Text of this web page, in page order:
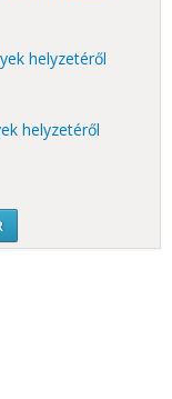
helyzetéről
helyzetéről